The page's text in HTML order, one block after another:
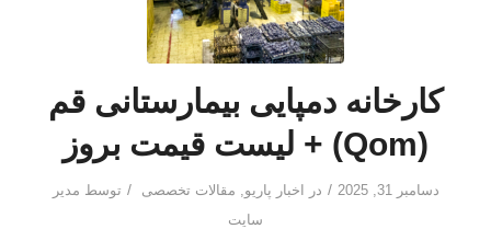
کارخانه دمپایی بیمارستانی قم
(Qom) + لیست قیمت بروز
دسامبر 31, 2025 / در اخبار پاریو, مقالات تخصصی / توسط مدیر
سایت